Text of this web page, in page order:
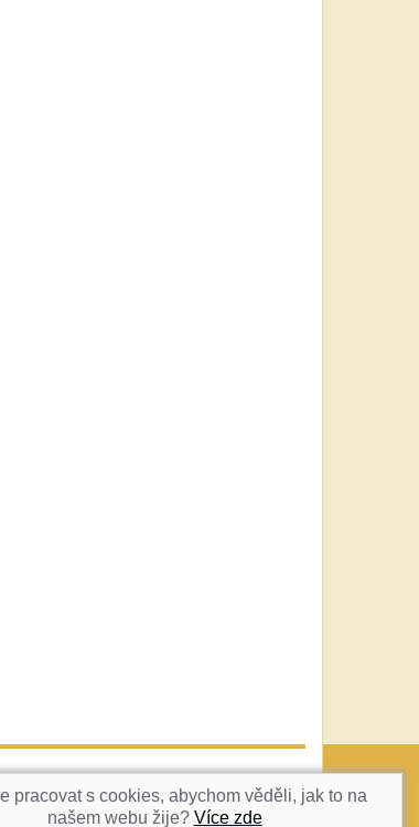
NAHORU
pracovat s cookies, abychom věděli, jak to na
našem webu žije? Více zde